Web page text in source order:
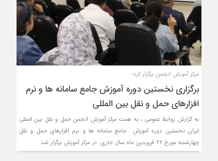
مرکز آموزش انجمن برگزار کرد؛
برگزاری نخستین دوره آموزش جامع سامانه ها و نرم
افزارهای حمل و نقل بین المللی
به گزارش روابط عمومی ، به همت مرکز آموزش انجمن حمل و نقل بین المللی
ایران نخستین دوره آموزش جامع سامانه ها و نرم افزارهای حمل و نقل
چهارشنبه مورخ 26 فروردین ماه سال جاری در مرکز آموزش برگزار شد.